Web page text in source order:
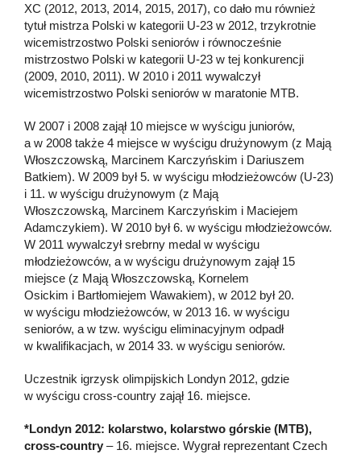
XC (2012, 2013, 2014, 2015, 2017), co dało mu również
tytuł mistrza Polski w kategorii U-23 w 2012, trzykrotnie
wicemistrzostwo Polski seniorów i równocześnie
mistrzostwo Polski w kategorii U-23 w tej konkurencji
(2009, 2010, 2011). W 2010 i 2011 wywalczył
wicemistrzostwo Polski seniorów w maratonie MTB.
W 2007 i 2008 zajął 10 miejsce w wyścigu juniorów,
a w 2008 także 4 miejsce w wyścigu drużynowym (z Mają
Włoszczowską, Marcinem Karczyńskim i Dariuszem
Batkiem). W 2009 był 5. w wyścigu młodzieżowców (U-23)
i 11. w wyścigu drużynowym (z Mają
Włoszczowską, Marcinem Karczyńskim i Maciejem
Adamczykiem). W 2010 był 6. w wyścigu młodzieżowców.
W 2011 wywalczył srebrny medal w wyścigu
młodzieżowców, a w wyścigu drużynowym zajął 15
miejsce (z Mają Włoszczowską, Kornelem
Osickim i Bartłomiejem Wawakiem), w 2012 był 20.
w wyścigu młodzieżowców, w 2013 16. w wyścigu
seniorów, a w tzw. wyścigu eliminacyjnym odpadł
w kwalifikacjach, w 2014 33. w wyścigu seniorów.
Uczestnik igrzysk olimpijskich Londyn 2012, gdzie
w wyścigu cross-country zajął 16. miejsce.
*Londyn 2012: kolarstwo, kolarstwo górskie (MTB),
cross-country – 16. miejsce. Wygrał reprezentant Czech